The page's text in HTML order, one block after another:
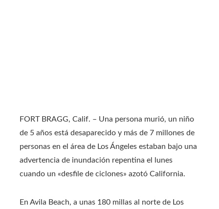
FORT BRAGG, Calif. – Una persona murió, un niño
de 5 años está desaparecido y más de 7 millones de
personas en el área de Los Ángeles estaban bajo una
advertencia de inundación repentina el lunes
cuando un «desfile de ciclones» azotó California.
En Avila Beach, a unas 180 millas al norte de Los